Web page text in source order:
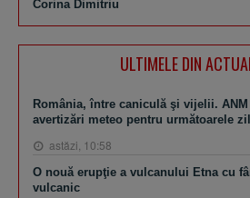
Corina Dimitriu
ULTIMELE DIN
România, între caniculă şi vijelii.
avertizări meteo pentru următoarele
astăzi, 10:58
O nouă erupţie a vulcanului Etna cu
vulcanic